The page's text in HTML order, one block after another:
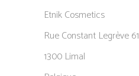
Etnik Cosmetics
Rue Constant Legrève 61
1300 Limal